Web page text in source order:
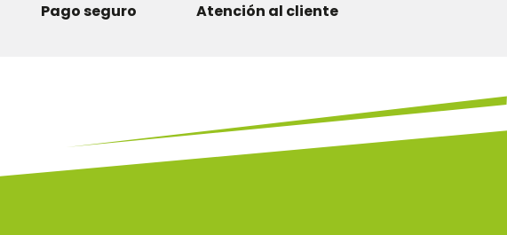
Pago seguro Atención al cliente